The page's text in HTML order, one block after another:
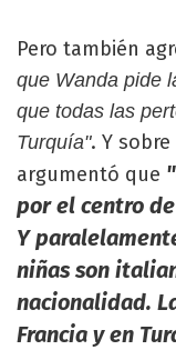
Pero también
que Wanda pide
que todas las
Turquía". Y
argumentó que
por el centro
Y
niñas son
nacionalidad.
Francia y en